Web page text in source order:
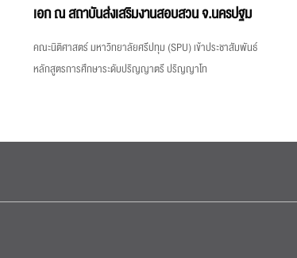
เอก ณ สถาบันส่งเสริมงานสอบสวน จ.นครปฐม
คณะนิติศาสตร์ มหาวิทยาลัยศรีปทุม (SPU) เข้าประชาสัมพันธ์
หลักสูตรการศึกษาระดับปริญญาตรี ปริญญาโท